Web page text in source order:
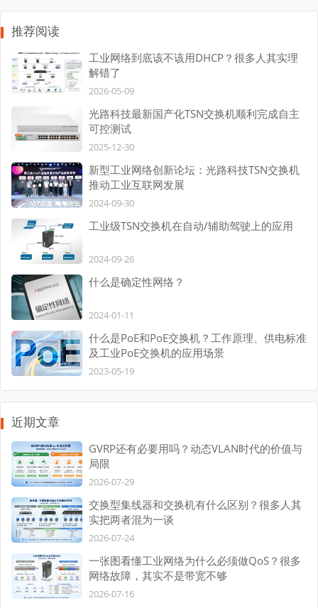
推荐阅读
工业网络到底该不该用DHCP？很多人其实理
解错了
2026-05-09
光路科技最新国产化TSN交换机顺利完成自主
可控测试
2025-12-30
新型工业网络创新论坛：光路科技TSN交换机
推动工业互联网发展
2024-09-30
工业级TSN交换机在自动/辅助驾驶上的应用
2024-09-26
什么是确定性网络？
2024-01-11
什么是PoE和PoE交换机？工作原理、供电标准
及工业PoE交换机的应用场景
2023-05-19
近期文章
GVRP还有必要用吗？动态VLAN时代的价值与
局限
2026-07-29
交换型集线器和交换机有什么区别？很多人其
实把两者混为一谈
2026-07-24
一张图看懂工业网络为什么必须做QoS？很多
网络故障，其实不是带宽不够
2026-07-16